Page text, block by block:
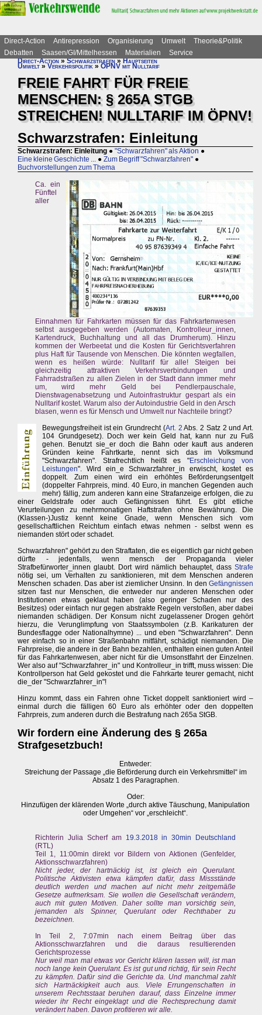
Direct-Action Antirepression Organisierung Umwelt
Theorie&Politik
Debatten
Saasen/GI/Mittelhessen Materialien
Service
Direct-Action»Schwarzstrafen»Hauptseiten
Umwelt » Verkehrspolitik » ÖPNV mit Nulltarif
FREIE FAHRT FÜR FREIE
MENSCHEN: § 265A STGB
STREICHEN! NULLTARIF IM ÖPNV!
Schwarzstrafen: Einleitung
Schwarzstrafen: Einleitung ● "Schwarzfahren" als Aktion ●
Eine kleine Geschichte ... ● Zum Begriff "Schwarzfahren" ●
Buchvorstellungen zum Thema
Ca. ein
Fünftel
aller
Einnahmen für Fahrkarten müssen für das Fahrkartenwesen
selbst ausgegeben werden (Automaten, Kontrolleur_innen,
Kartendruck, Buchhaltung und all das Drumherum). Hinzu
kommen der Werbeetat und die Kosten für Gerichtsverfahren
plus Haft für Tausende von Menschen. Die könnten wegfallen,
wenn es heißen würde: Nulltarif für alle! Steigen bei
gleichzeitig attraktiven Verkehrsverbindungen und
Fahrradstraßen zu allen Zielen in der Stadt dann immer mehr
um, wird mehr Geld bei Pendlerpauschale,
Dienstwagenabsetzung und Autoinfrastruktur gespart als ein
Nulltarif kostet. Warum also der Autoindustrie Geld in den Arsch
blasen, wenn es für Mensch und Umwelt nur Nachteile bringt?
Bewegungsfreiheit ist ein Grundrecht (Art. 2 Abs. 2 Satz 2 und Art.
104 Grundgesetz). Doch wer kein Geld hat, kann nur zu Fuß
gehen. Benutzt sie_er doch die Bahn oder kauft aus anderen
Gründen keine Fahrtkarte, nennt sich das im Volksmund
"Schwarzfahren". Strafrechtlich heißt es "Erschleichung von
Leistungen". Wird ein_e Schwarzfahrer_in erwischt, kostet es
doppelt. Zum einen wird ein erhöhtes Beförderungsentgelt
(doppelter Fahrpreis, mind. 40 Euro, in manchen Gegenden auch
mehr) fällig, zum anderen kann eine Strafanzeige erfolgen, die zu
einer Geldstrafe oder auch Gefängnissen führt. Es gibt etliche
Verurteilungen zu mehrmonatigen Haftstrafen ohne Bewährung. Die
(Klassen-)Justiz kennt keine Gnade, wenn Menschen sich vom
gesellschaftlichen Reichtum einfach etwas nehmen - selbst wenn es
niemanden stört oder schadet.
Schwarzfahren" gehört zu den Straftaten, die es eigentlich gar nicht geben
dürfte - jedenfalls, wenn mensch der Propaganda vieler
Strafbefürworter_innen glaubt. Dort wird nämlich behauptet, dassStrafe
nötig sei, um Verhalten zu sanktionieren, mit dem Menschen anderen
Menschen schaden. Das aber ist ziemlicher Unsinn. In denGefängnissen
sitzen fast nur Menschen, die entweder nur anderen Menschen oder
Institutionen etwas geklaut haben (also geringer Schaden nur des
Besitzes) oder einfach nur gegen abstrakte Regeln verstoßen, aber dabei
niemanden schädigen. Der Konsum nicht zugelassener Drogen gehört
hierzu, die Verunglimpfung von Staatssymbolen (z.B. Karikaturen der
Bundesflagge oder Nationalhymne) ... und eben "Schwarzfahren". Denn
wer einfach so in einer Straßenbahn mitfährt, schädigt niemanden. Die
Fahrpreise, die andere in der Bahn bezahlen, enthalten einen guten Anteil
für das Fahrkartenwesen, aber nicht für die Umsonstfahrt der Einzelnen.
Wer also auf "Schwarzfahrer_in" und Kontrolleur_in trifft, muss wissen: Die
Kontrollperson hat Geld gekostet und die Fahrkarte teurer gemacht, nicht
die_der "Schwarzfahrer_in"!
Hinzu kommt, dass ein Fahren ohne Ticket doppelt sanktioniert wird –
einmal durch die fälligen 60 Euro als erhöhter oder den doppelten
Fahrpreis, zum anderen durch die Bestrafung nach 265a StGB.
Wir fordern eine Änderung des § 265a
Strafgesetzbuch!
Entweder:
Streichung der Passage „die Beförderung durch ein Verkehrsmittel“ im
Absatz 1 des Paragraphen.
Oder:
Hinzufügen der klärenden Worte „durch aktive Täuschung, Manipulation
oder Umgehen“ vor „erschleicht“.
Richterin Julia Scherf am 19.3.2018 in 30min Deutschland
(RTL)
Teil 1, 11:00min direkt vor Bildern von Aktionen (Genfelder,
Aktionsschwarzfahren)
Nicht jeder, der hartnäckig ist, ist gleich ein Querulant.
Politische Aktivisten etwa kämpfen dafür, dass Missstände
deutlich werden und machen auf nicht mehr zeitgemäße
Gesetze aufmerksam. Sie wollen die Gesellschaft verändern,
auch mit guten Motiven. Daher sollte man vorsichtig sein,
jemanden als Spinner, Querulant oder Rechthaber zu
bezeichnen.
In Teil 2, 7:07min nach einem Beitrag über das
Aktionsschwarzfahren und die daraus resultierenden
Gerichtsprozesse
Nur weil man mal etwas vor Gericht klären lassen will, ist man
noch lange kein Querulant. Es ist gut und richtig, für sein Recht
zu kämpfen. Dafür sind die Gerichte da. Und manchmal zahlt
sich Hartnäckigkeit auch aus. Viele Errungenschaften in
unserem Rechtsstaat beruhen darauf, dass Einzelne immer
wieder ihr Recht eingeklagt und die Rechtsprechung damit
verändert haben. Davon profitieren wir alle.